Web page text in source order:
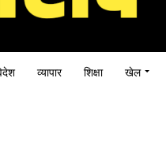
व्यापार शिक्षा खेल